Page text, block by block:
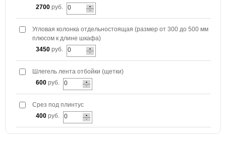
2700 руб.
Угловая колонка отдельностоящая (размер от 300 до 500 мм
плюсом к длине шкафа)
3450 руб.
Шлегель лента отбойки (щетки)
600 руб.
Срез под плинтус
400 руб.